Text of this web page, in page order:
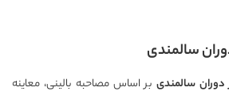
سالمندی
سالمندی بر اساس مصاحبه بالینی، معاینه